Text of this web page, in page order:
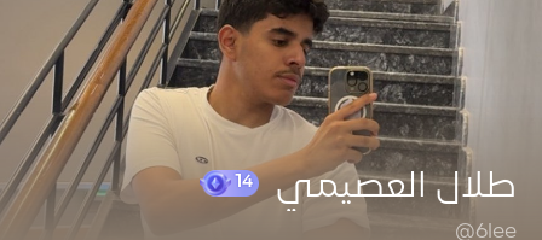
طلال العصيمي
@6lee